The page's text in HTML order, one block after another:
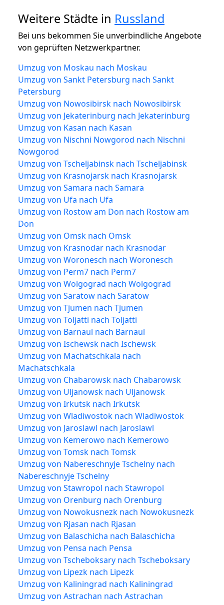
Weitere Städte in Russland
Bei uns bekommen Sie unverbindliche Angebote
von geprüften Netzwerkpartner.
Umzug von Moskau nach Moskau
Umzug von Sankt Petersburg nach Sankt
Petersburg
Umzug von Nowosibirsk nach Nowosibirsk
Umzug von Jekaterinburg nach Jekaterinburg
Umzug von Kasan nach Kasan
Umzug von Nischni Nowgorod nach Nischni
Nowgorod
Umzug von Tscheljabinsk nach Tscheljabinsk
Umzug von Krasnojarsk nach Krasnojarsk
Umzug von Samara nach Samara
Umzug von Ufa nach Ufa
Umzug von Rostow am Don nach Rostow am
Don
Umzug von Omsk nach Omsk
Umzug von Krasnodar nach Krasnodar
Umzug von Woronesch nach Woronesch
Umzug von Perm7 nach Perm7
Umzug von Wolgograd nach Wolgograd
Umzug von Saratow nach Saratow
Umzug von Tjumen nach Tjumen
Umzug von Toljatti nach Toljatti
Umzug von Barnaul nach Barnaul
Umzug von Ischewsk nach Ischewsk
Umzug von Machatschkala nach
Machatschkala
Umzug von Chabarowsk nach Chabarowsk
Umzug von Uljanowsk nach Uljanowsk
Umzug von Irkutsk nach Irkutsk
Umzug von Wladiwostok nach Wladiwostok
Umzug von Jaroslawl nach Jaroslawl
Umzug von Kemerowo nach Kemerowo
Umzug von Tomsk nach Tomsk
Umzug von Nabereschnyje Tschelny nach
Nabereschnyje Tschelny
Umzug von Stawropol nach Stawropol
Umzug von Orenburg nach Orenburg
Umzug von Nowokusnezk nach Nowokusnezk
Umzug von Rjasan nach Rjasan
Umzug von Balaschicha nach Balaschicha
Umzug von Pensa nach Pensa
Umzug von Tscheboksary nach Tscheboksary
Umzug von Lipezk nach Lipezk
Umzug von Kaliningrad nach Kaliningrad
Umzug von Astrachan nach Astrachan